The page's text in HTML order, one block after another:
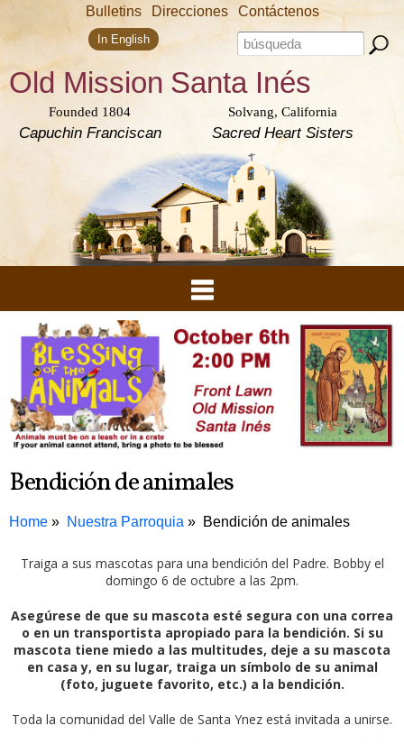
Skip to
content
Bulletins Direcciones Contáctenos
Search form
Search this site
In English
Old Mission
Founded 1804
Capuchin Franciscan
Santa Inés
Solvang, California
Sacred Heart Sisters
Bendición de animales
Home Nuestra Parroquia Bendición de animales
Traiga a sus mascotas para una bendición del Padre. Bobby el
domingo 6 de octubre a las 2pm.
Asegúrese de que su mascota esté segura con una correa
o en un transportista apropiado para la bendición. Si su
mascota tiene miedo a las multitudes, deje a su mascota
en casa y, en su lugar, traiga un símbolo de su animal
(foto, juguete favorito, etc.) a la bendición.
Toda la comunidad del Valle de Santa Ynez está invitada a unirse.